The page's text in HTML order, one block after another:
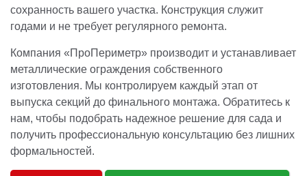
сохранность вашего участка. Конструкция служит
годами и не требует регулярного ремонта.
Компания «ПроПериметр» производит и устанавливает
металлические ограждения собственного
изготовления. Мы контролируем каждый этап от
выпуска секций до финального монтажа. Обратитесь к
нам, чтобы подобрать надежное решение для сада и
получить профессиональную консультацию без лишних
формальностей.